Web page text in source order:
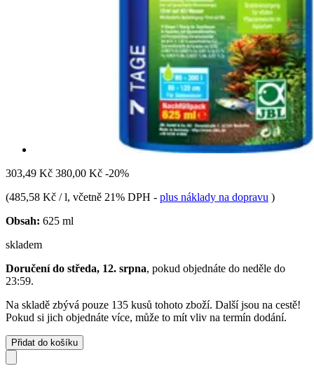
303,49 Kč 380,00 Kč -20%
(485,58 Kč / l, včetně 21% DPH - plus náklady na dopravu )
Obsah: 625 ml
skladem
Doručení do středa, 12. srpna, pokud objednáte do neděle do
23:59.
Na skladě zbývá pouze 135 kusů tohoto zboží. Další jsou na cestě!
Pokud si jich objednáte více, může to mít vliv na termín dodání.
Přidat do košíku